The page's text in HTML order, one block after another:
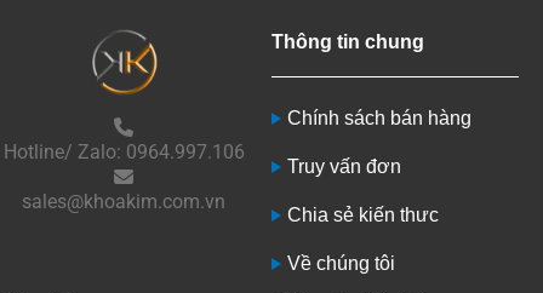
Hotline/ Zalo: 0964.997.106
sales@khoakim.com.vn
Thông tin chung
Chính sách bán hàng
Truy vấn đơn
Chia sẻ kiến thưc
Về chúng tôi